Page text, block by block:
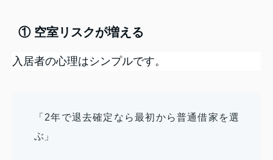
① 空室リスクが増える
入居者の心理はシンプルです。
「2年で退去確定なら最初から普通借家を選
ぶ」